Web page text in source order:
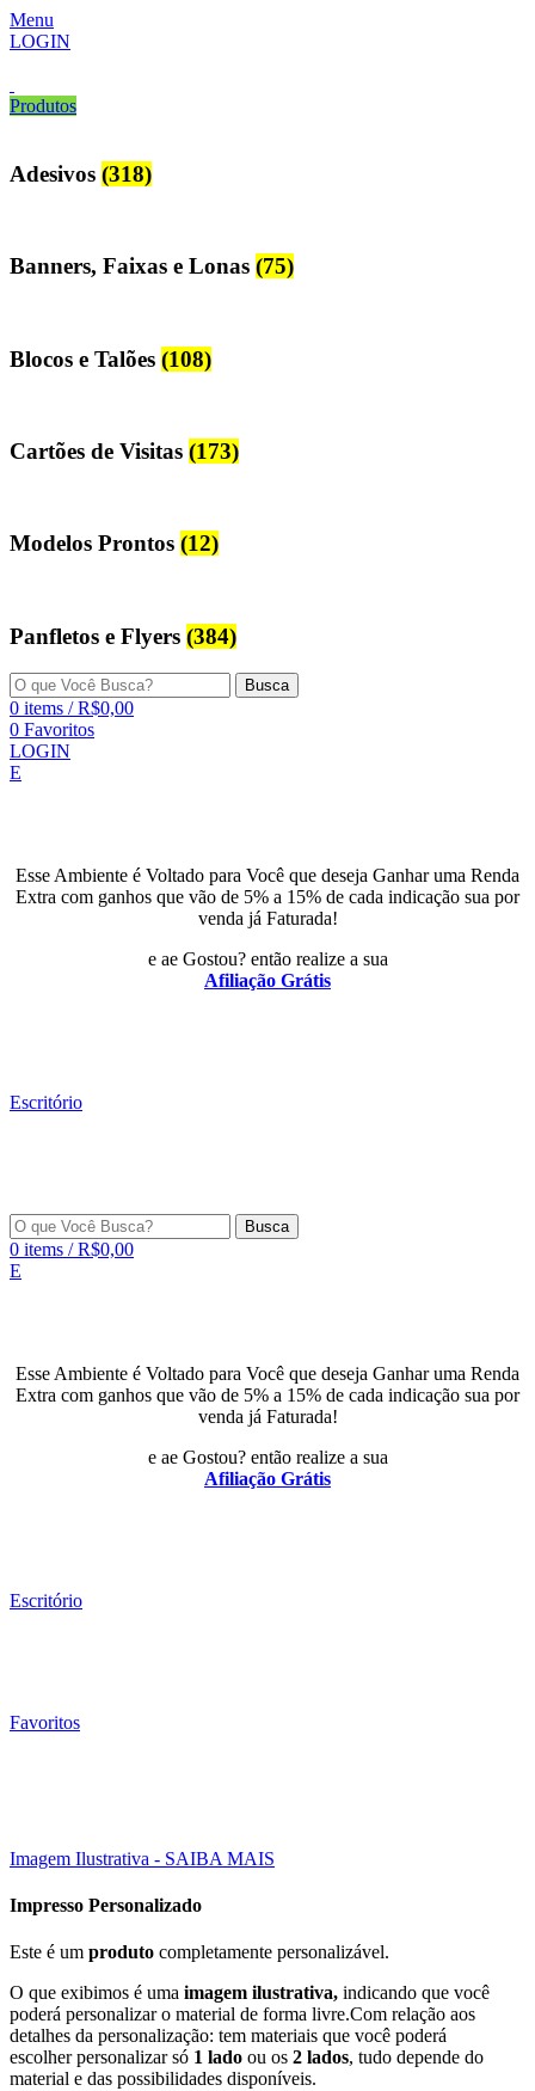
Menu
LOGIN
Produtos
Adesivos (318)
Banners, Faixas e Lonas (75)
Blocos e Talões (108)
Cartões de Visitas (173)
Modelos Prontos (12)
Panfletos e Flyers (384)
Busca
0 items / R$0,00
0 Favoritos
LOGIN
E
Esse Ambiente é Voltado para Você que deseja Ganhar uma Renda
Extra com ganhos que vão de 5% a 15% de cada indicação sua por
venda já Faturada!
e ae Gostou? então realize a sua
Afiliação Grátis
Escritório
Busca
0 items / R$0,00
E
Esse Ambiente é Voltado para Você que deseja Ganhar uma Renda
Extra com ganhos que vão de 5% a 15% de cada indicação sua por
venda já Faturada!
e ae Gostou? então realize a sua
Afiliação Grátis
Escritório
Favoritos
45x51 mm
Imagem Ilustrativa - SAIBA MAIS
Impresso Personalizado
Este é um produto completamente personalizável.
O que exibimos é uma imagem ilustrativa, indicando que você
poderá personalizar o material de forma livre.Com relação aos
detalhes da personalização: tem materiais que você poderá
escolher personalizar só 1 lado ou os 2 lados, tudo depende do
material e das possibilidades disponíveis.